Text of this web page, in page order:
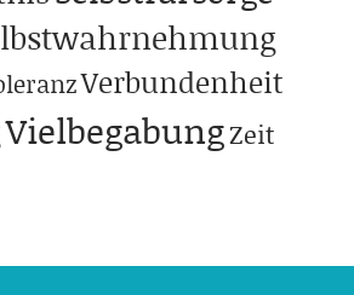
Verbundenheit
VielbegabungZeit